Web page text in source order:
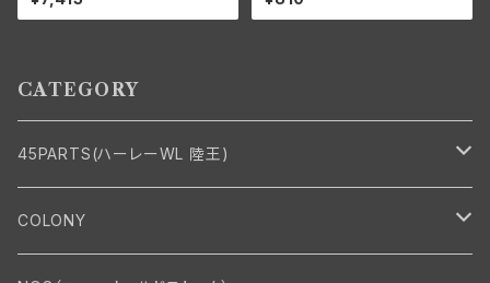
ト ハーレーダビッドソン 1940-
54年 OHV 74 モデル 1953-5
CATEGORY
45PARTS(ハーレーWL 陸王)
エンジン
COLONY